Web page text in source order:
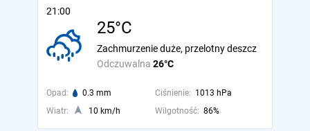
21:00
25°C
Odczuwalna 26°C
Zachmurzenie duże, przelotny deszcz
Opad: 0.3 mm Ciśnienie: 1013 hPa
Wiatr:
10 km/h Wilgotność: 86%